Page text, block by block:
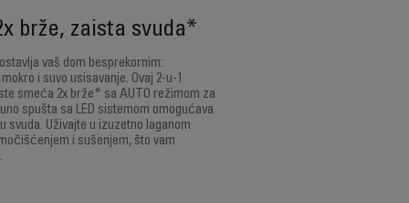
brže, zaista svuda*
vaš dom besprekornim:
i suvo usisavanje. Ovaj 2-u-1
smeća 2x brže* sa AUTO režimom za
spušta sa LED sistemom omogućava
svuda. Uživajte u izuzetno laganom
i sušenjem, što vam